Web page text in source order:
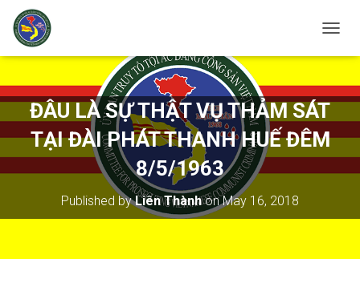
O
G
L
I
T
ĐÂU LÀ SỰ THẬT VỤ THẢM SÁT
TẠI ĐÀI PHÁT THANH HUẾ ĐÊM
8/5/1963
Published byLiên ThànhonMay 16, 2018